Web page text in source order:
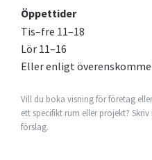
Öppettider
Tis–fre 11–18
Lör 11–16
Eller enligt
Vill du boka visning för företag
ett specifikt rum eller projekt?
förslag.